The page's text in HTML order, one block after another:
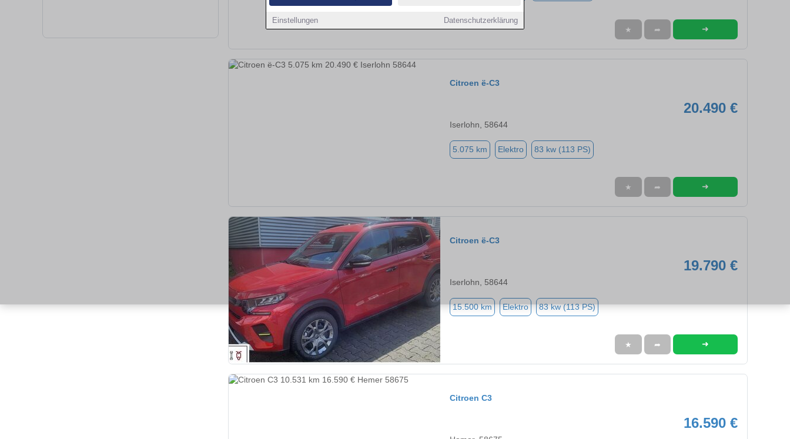
Einstellungen Datenschutzerklärung
★ ➦ ➜
Citroen ë-C3
20.490 €
Iserlohn, 58644
5.075 km Elektro 83 kw (113 PS)
★ ➦ ➜
Citroen ë-C3
19.790 €
Iserlohn, 58644
15.500 km Elektro 83 kw (113 PS)
★ ➦ ➜
Citroen C3
16.590 €